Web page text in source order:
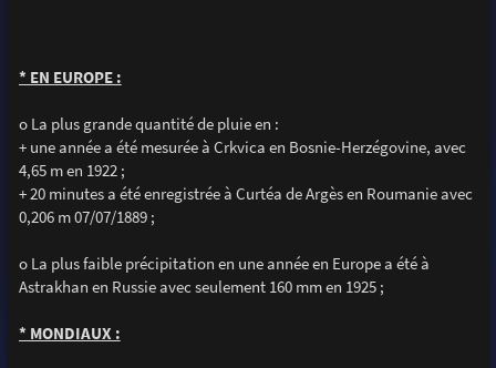
* EN EUROPE :
o La plus grande quantité de pluie en :
+ une année a été mesurée à Crkvica en Bosnie-Herzégovine, avec
4,65 m en 1922 ;
+ 20 minutes a été enregistrée à Curtéa de Argès en Roumanie avec
0,206 m 07/07/1889 ;
o La plus faible précipitation en une année en Europe a été à
Astrakhan en Russie avec seulement 160 mm en 1925 ;
* MONDIAUX :